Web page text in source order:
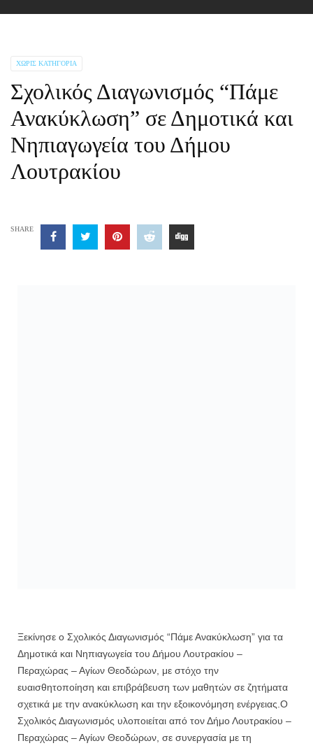
ΧΩΡΊΣ ΚΑΤΗΓΟΡΊΑ
Σχολικός Διαγωνισμός “Πάμε
Ανακύκλωση” σε Δημοτικά και
Νηπιαγωγεία του Δήμου
Λουτρακίου
SHARE
Ξεκίνησε ο Σχολικός Διαγωνισμός “Πάμε Ανακύκλωση” για τα
Δημοτικά και Νηπιαγωγεία του Δήμου Λουτρακίου –
Περαχώρας – Αγίων Θεοδώρων, με στόχο την
ευαισθητοποίηση και επιβράβευση των μαθητών σε ζητήματα
σχετικά με την ανακύκλωση και την εξοικονόμηση ενέργειας.Ο
Σχολικός Διαγωνισμός υλοποιείται από τον Δήμο Λουτρακίου –
Περαχώρας – Αγίων Θεοδώρων, σε συνεργασία με τη